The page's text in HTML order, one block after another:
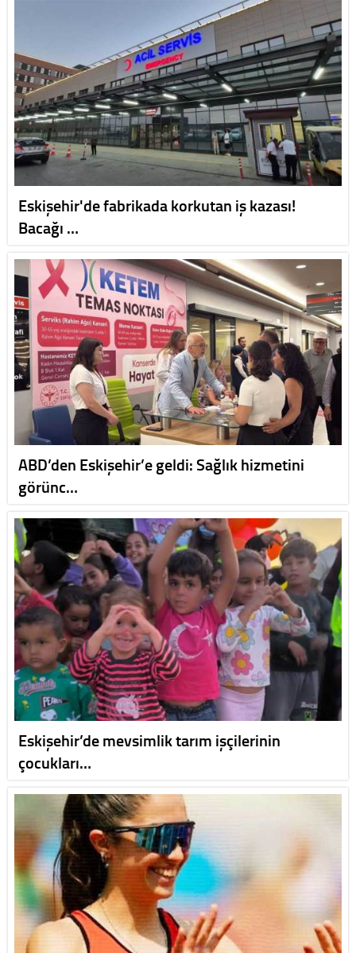
Eskişehir'de fabrikada korkutan iş kazası!
Bacağı …
ABD’den Eskişehir’e geldi: Sağlık hizmetini
görünc…
Eskişehir’de mevsimlik tarım işçilerinin
çocukları…